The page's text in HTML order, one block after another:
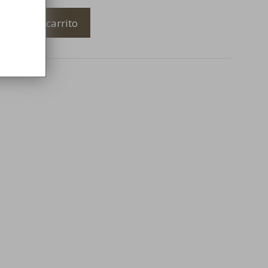
Añadir al carrito